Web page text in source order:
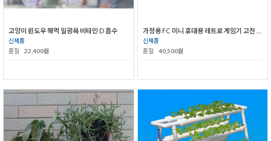
고양이 윈도우 해먹 일광욕 비타민 D 흡수
신제품
품절
22,400원
신제품
품절
40,500원